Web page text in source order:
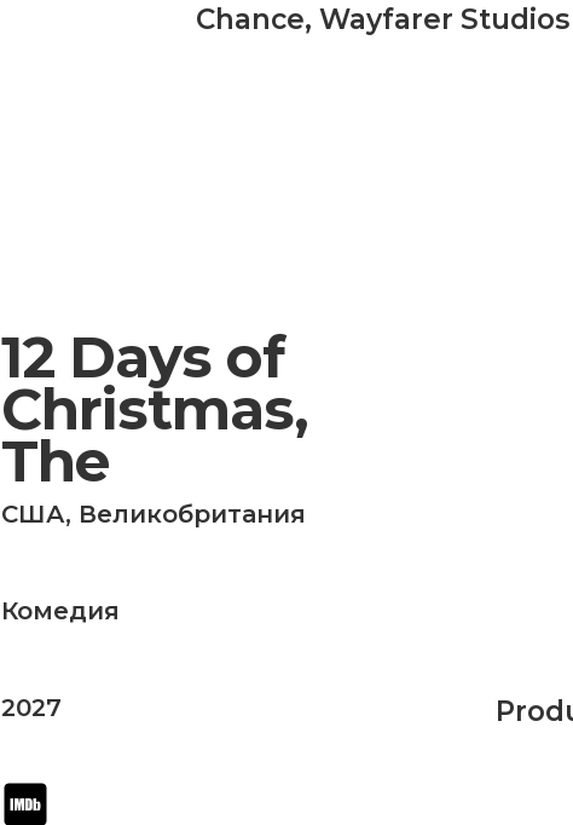
Chance, Wayfarer Studios
12 Days of
Christmas,
The
США, Великобритания
Комедия
2027